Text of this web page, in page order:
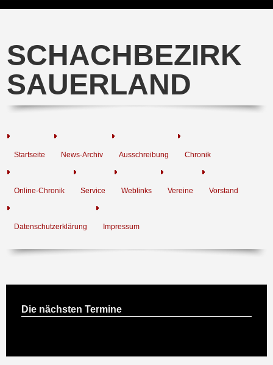
SCHACHBEZIRK
SAUERLAND
Startseite News-Archiv Ausschreibung Chronik
Online-Chronik Service Weblinks Vereine Vorstand
Datenschutzerklärung Impressum
Die nächsten Termine